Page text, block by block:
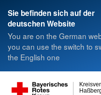
Sie befinden sich auf der
deutschen Website
You are on the German
you can use the switch to
the English one